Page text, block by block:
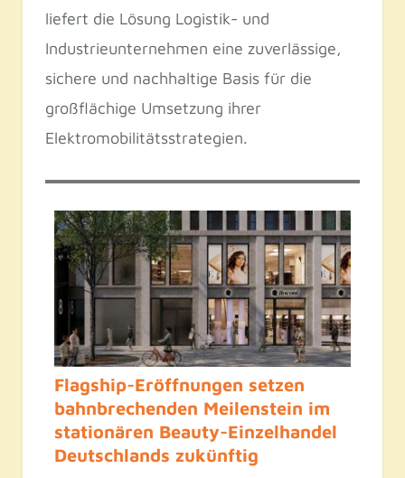
liefert die Lösung Logistik- und
Industrieunternehmen eine zuverlässige,
sichere und nachhaltige Basis für die
großflächige Umsetzung ihrer
Elektromobilitätsstrategien.
Flagship-Eröffnungen setzen
bahnbrechenden Meilenstein im
stationären Beauty-Einzelhandel
Deutschlands zukünftig